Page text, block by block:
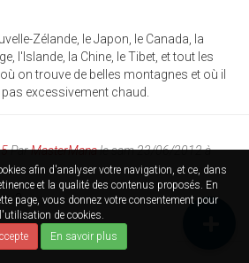
afin d'analyser votre navigation, et ce, dans
et la qualité des contenus proposés. En
page, vous donnez votre consentement pour
l'utilisation de cookies.
En savoir plus
Zélande, le Japon, le Canada, la
l'Islande, la Chine, le Tibet, et tout les
on trouve de belles montagnes et où il
excessivement chaud.
ParMasterManale sam 23/06/2012 à
:3